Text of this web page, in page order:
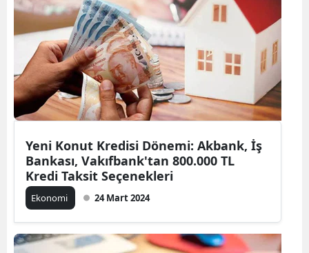
Diyarbakır
Elazığ
Erzincan
Eskişehir
Gümüşhane
Yeni Konut Kredisi Dönemi: Akbank, İş
Bankası, Vakıfbank'tan 800.000 TL
Kredi Taksit Seçenekleri
Ekonomi 24 Mart 2024